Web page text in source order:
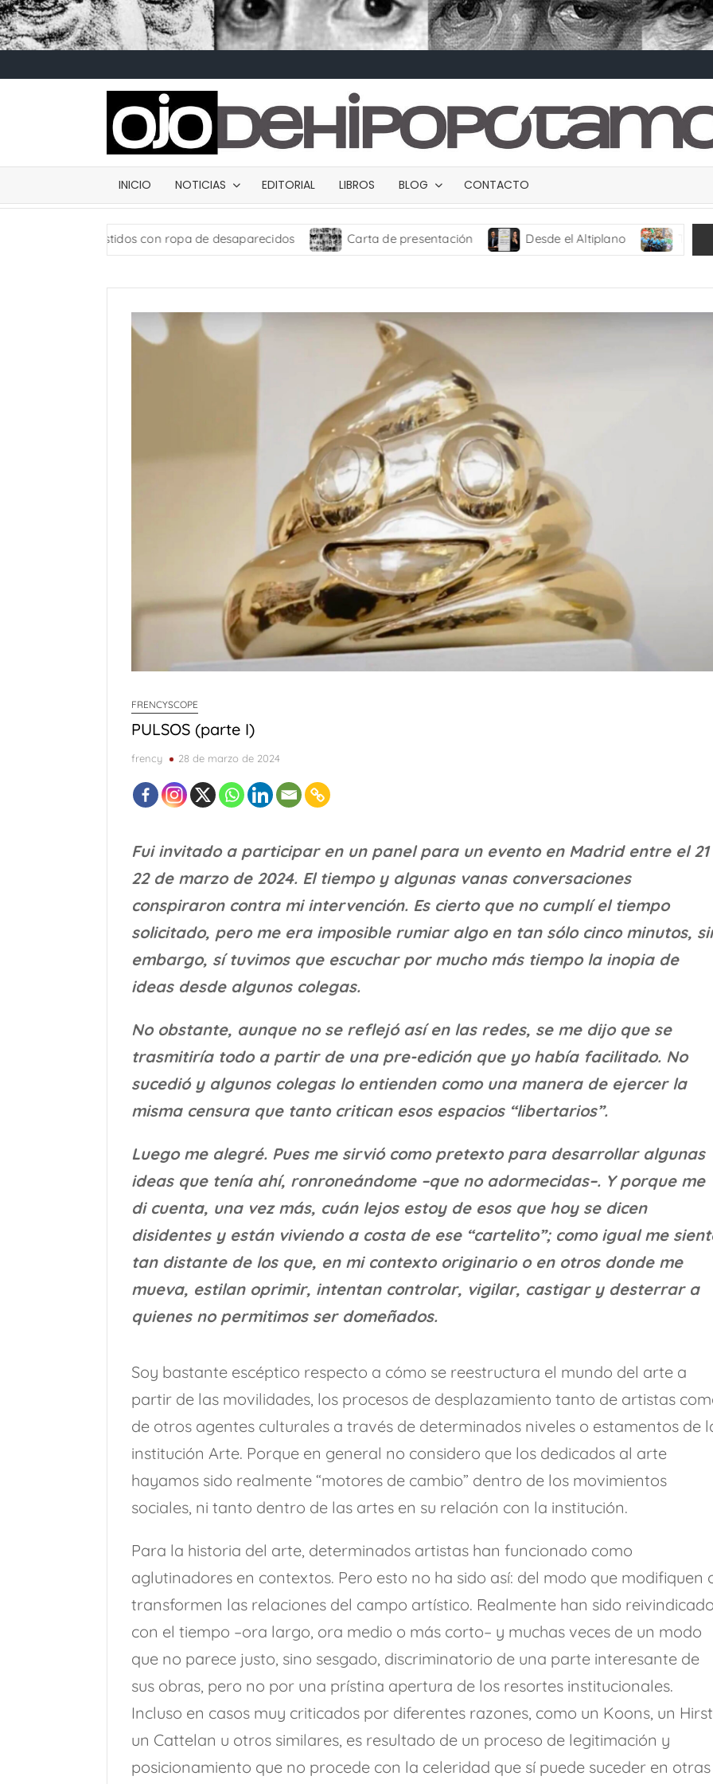
INICIO NOTICIAS EDITORIAL LIBROS BLOG CONTACTO
con ropa de desaparecidos Carta de presentación Desde el Altiplano TRANCES I
FRENCYSCOPE
PULSOS (parte I)
frency 28 de marzo de 2024
Fui invitado a participar en un panel para un evento en Madrid entre el
22 de marzo de 2024. El tiempo y algunas vanas conversaciones
conspiraron contra mi intervención. Es cierto que no cumplí el tiempo
solicitado, pero me era imposible rumiar algo en tan sólo cinco minutos,
embargo, sí tuvimos que escuchar por mucho más tiempo la inopia de
ideas desde algunos colegas.
No obstante, aunque no se reflejó así en las redes, se me dijo que se
trasmitiría todo a partir de una pre-edición que yo había facilitado. No
sucedió y algunos colegas lo entienden como una manera de ejercer la
misma censura que tanto critican esos espacios “libertarios”.
Luego me alegré. Pues me sirvió como pretexto para desarrollar algunas
ideas que tenía ahí, ronroneándome –que no adormecidas–. Y porque me
di cuenta, una vez más, cuán lejos estoy de esos que hoy se dicen
disidentes y están viviendo a costa de ese “cartelito”; como igual me
tan distante de los que, en mi contexto originario o en otros donde me
mueva, estilan oprimir, intentan controlar, vigilar, castigar y desterrar a
quienes no permitimos ser domeñados.
Soy bastante escéptico respecto a cómo se reestructura el mundo del arte a
partir de las movilidades, los procesos de desplazamiento tanto de artistas
de otros agentes culturales a través de determinados niveles o estamentos de
institución Arte. Porque en general no considero que los dedicados al arte
hayamos sido realmente “motores de cambio” dentro de los movimientos
sociales, ni tanto dentro de las artes en su relación con la institución.
Para la historia del arte, determinados artistas han funcionado como
aglutinadores en contextos. Pero esto no ha sido así: del modo que modifiquen
transformen las relaciones del campo artístico. Realmente han sido
con el tiempo –ora largo, ora medio o más corto– y muchas veces de un modo
que no parece justo, sino sesgado, discriminatorio de una parte interesante de
sus obras, pero no por una prístina apertura de los resortes institucionales.
Incluso en casos muy criticados por diferentes razones, como un Koons, un
un Cattelan u otros similares, es resultado de un proceso de legitimación y
posicionamiento que no procede con la celeridad que sí puede suceder en otras